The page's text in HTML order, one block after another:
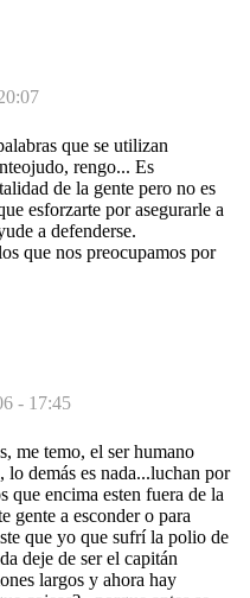
que se utilizan
rengo... Es
de la gente pero no es
esforzarte por asegurarle a
a defenderse.
que nos preocupamos por
- 17:45
me temo, el ser humano
demás es nada...luchan por
que encima esten fuera de la
gente a esconder o para
que yo que sufrí la polio de
deje de ser el capitán
largos y ahora hay